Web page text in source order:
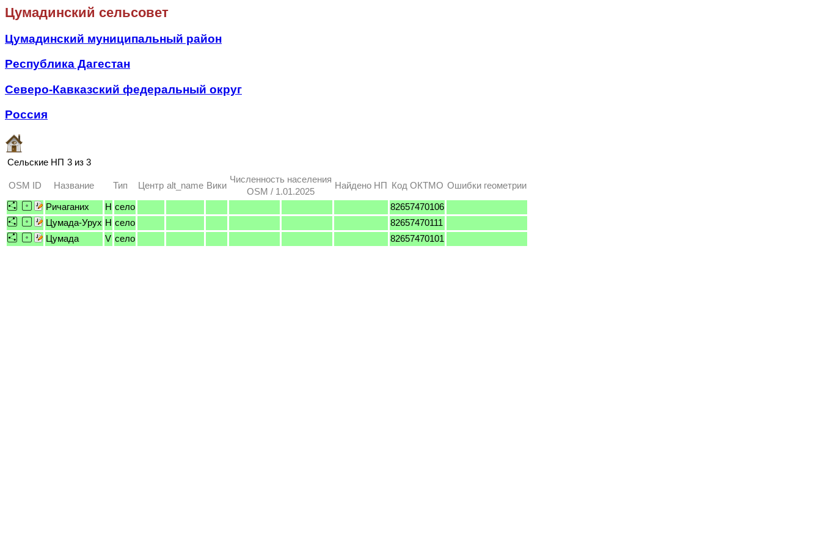
Цумадинский сельсовет
Цумадинский муниципальный район
Республика Дагестан
Северо-Кавказский федеральный округ
Россия
Сельские НП 3 из 3
OSM ID Название Тип Центр alt_name Вики
Численность населения
OSM / 1.01.2025
Найдено НП Код ОКТМО Ошибки геометрии
Ричаганих H село
82657470106
Цумада-Урух H село
82657470111
Цумада
V село 82657470101